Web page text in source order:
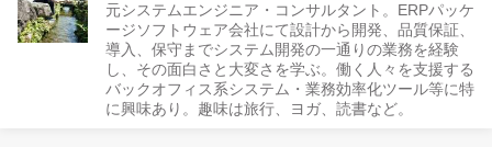
元システムエンジニア・コンサルタント。ERPパッケ
ージソフトウェア会社にて設計から開発、品質保証、
導入、保守までシステム開発の一通りの業務を経験
し、その面白さと大変さを学ぶ。働く人々を支援する
バックオフィス系システム・業務効率化ツール等に特
に興味あり。趣味は旅行、ヨガ、読書など。